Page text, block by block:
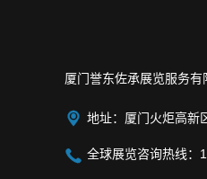
厦门誉东佐承展览服务有
 地址：厦门火炬高新
 全球展览咨询热线：